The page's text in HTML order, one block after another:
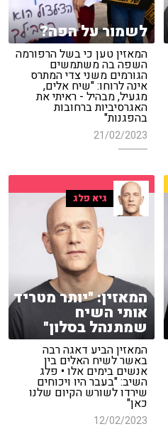
לשמור על הפה?
המאזין טען כי בשל הרפורמה
השפה בה משתמשים
הגורמים משני צדי המתרס
אינה לרוחו: "שיח אלים,
מגעיל, מבהיל - ראיתי את
האגרסיביות ברחובות
בהפגנות"
21/02/2023
גיא פלג
המאזין: "יותר מטריד
אותי השיח
שמתנהל בסלון"
המאזין הביע דאגה רבה
באשר לשיח האלים בין
אנשים בימים אלו • פלג
השיב: "בעבר היו ויכוחים
שירדו לשורש הקיום שלנו
כאן"
12/02/2023